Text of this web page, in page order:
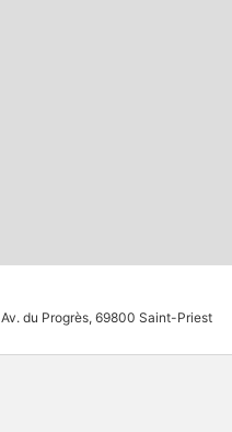
Av. du Progrès, 69800 Saint-Priest